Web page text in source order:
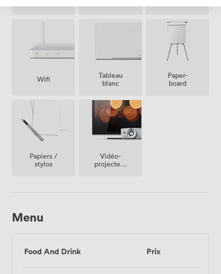
Wifi
Tableau
blanc
Paper-
board
Papiers /
stylos
Vidéo-
projecteur
Menu
Food And Drink Prix